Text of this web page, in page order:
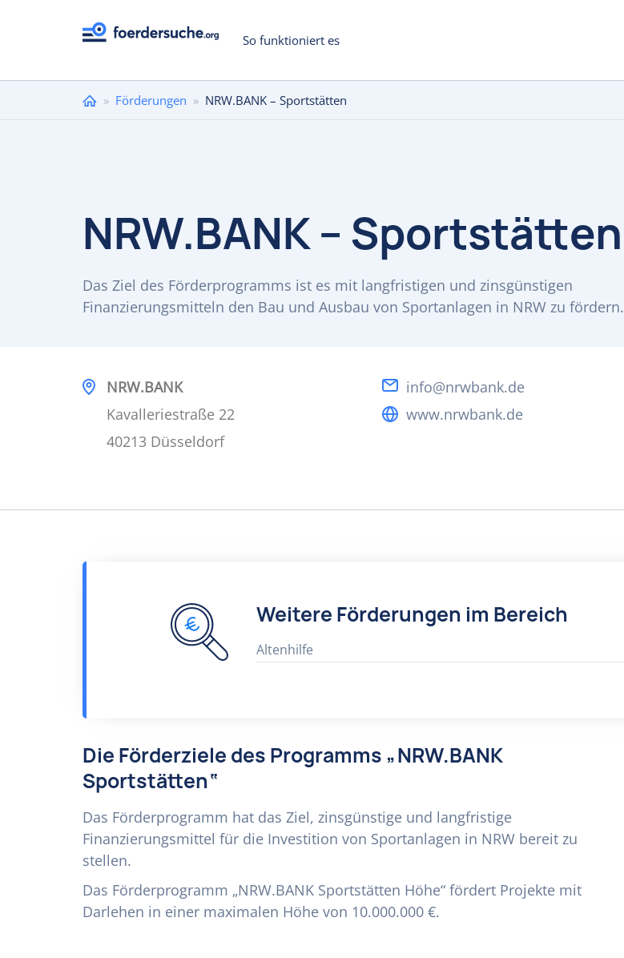
So funktioniert es
Sie
» Förderungen » NRW.BANK – Sportstätten
NRW.BANK – Sportstätten
Das Ziel des Förderprogramms ist es mit langfristigen und zinsgünstigen
Finanzierungsmitteln den Bau und Ausbau von Sportanlagen in NRW zu fördern.
NRW.BANK
Kavalleriestraße 22
40213 Düsseldorf
info@nrwbank.de
www.nrwbank.de
Weitere Förderungen im Bereich
Altenhilfe
Die Förderziele des Programms „NRW.BANK
Sportstätten“
Das Förderprogramm hat das Ziel, zinsgünstige und langfristige
Finanzierungsmittel für die Investition von Sportanlagen in NRW bereit zu
stellen.
Das Förderprogramm „NRW.BANK Sportstätten Höhe“ fördert Projekte mit
Darlehen in einer maximalen Höhe von 10.000.000 €.